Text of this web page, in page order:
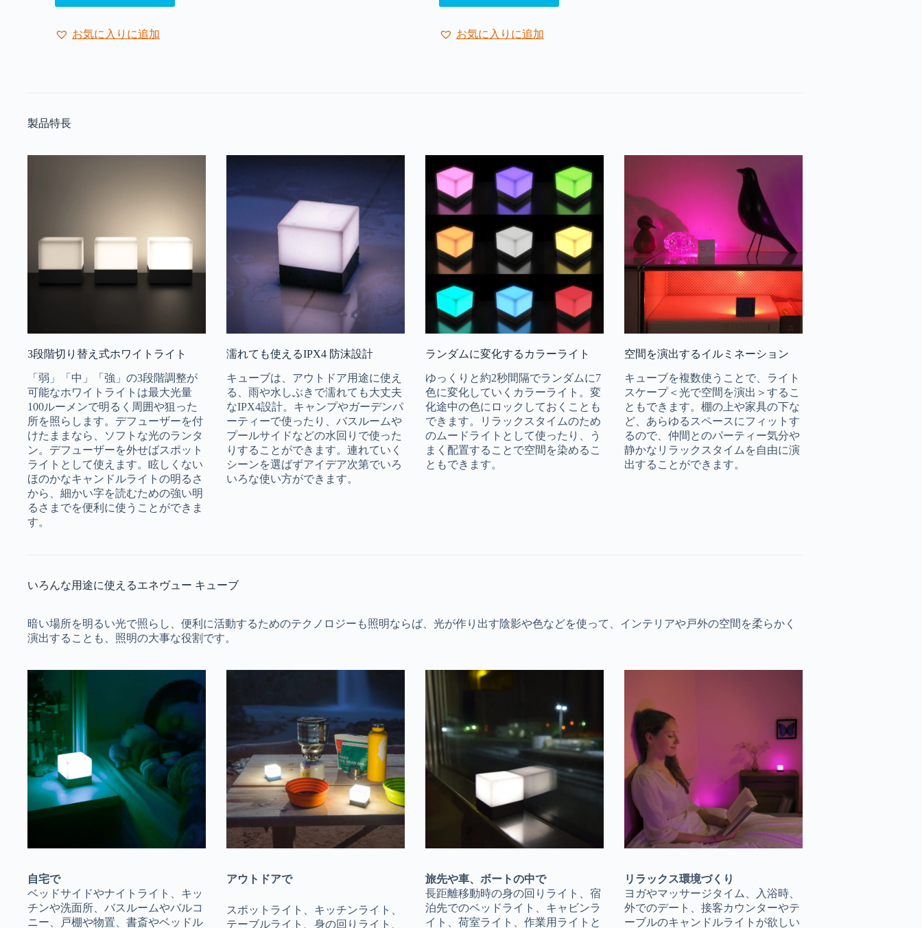
お気に入りに追加 お気に入りに追加
製品特長
3段階切り替え式ホワイトライト
「弱」「中」「強」の3段階調整が
可能なホワイトライトは最大光量
100ルーメンで明るく周囲や狙った
所を照らします。デフューザーを付
けたままなら、ソフトな光のランタ
ン。デフューザーを外せばスポット
ライトとして使えます。眩しくない
ほのかなキャンドルライトの明るさ
から、細かい字を読むための強い明
るさまでを便利に使うことができま
す。
濡れても使えるIPX4 防沫設計
キューブは、アウトドア用途に使え
る、雨や水しぶきで濡れても大丈夫
なIPX4設計。キャンプやガーデンパ
ーティーで使ったり、バスルームや
プールサイドなどの水回りで使った
りすることができます。連れていく
シーンを選ばずアイデア次第でいろ
いろな使い方ができます。
ランダムに変化するカラーライト
ゆっくりと約2秒間隔でランダムに7
色に変化していくカラーライト。変
化途中の色にロックしておくことも
できます。リラックスタイムのため
のムードライトとして使ったり、う
まく配置することで空間を染めるこ
ともできます。
空間を演出するイルミネーション
キューブを複数使うことで、ライト
スケープ＜光で空間を演出＞するこ
ともできます。棚の上や家具の下な
ど、あらゆるスペースにフィットす
るので、仲間とのパーティー気分や
静かなリラックスタイムを自由に演
出することができます。
いろんな用途に使えるエネヴュー キューブ
暗い場所を明るい光で照らし、便利に活動するためのテクノロジーも照明ならば、光が作り出す陰影や色などを使って、インテリアや戸外の空間を柔らかく
演出することも、照明の大事な役割です。
自宅で
ベッドサイドやナイトライト、キッ
チンや洗面所、バスルームやバルコ
ニー、戸棚や物置、書斎やベッドル
アウトドアで
スポットライト、キッチンライト、
テーブルライト、身の回りライト、
旅先や車、ボートの中で
長距離移動時の身の回りライト、宿
泊先でのベッドライト、キャビンラ
イト、荷室ライト、作業用ライトと
リラックス環境づくり
ヨガやマッサージタイム、入浴時、
外でのデート、接客カウンターやテ
ーブルのキャンドルライトが欲しい